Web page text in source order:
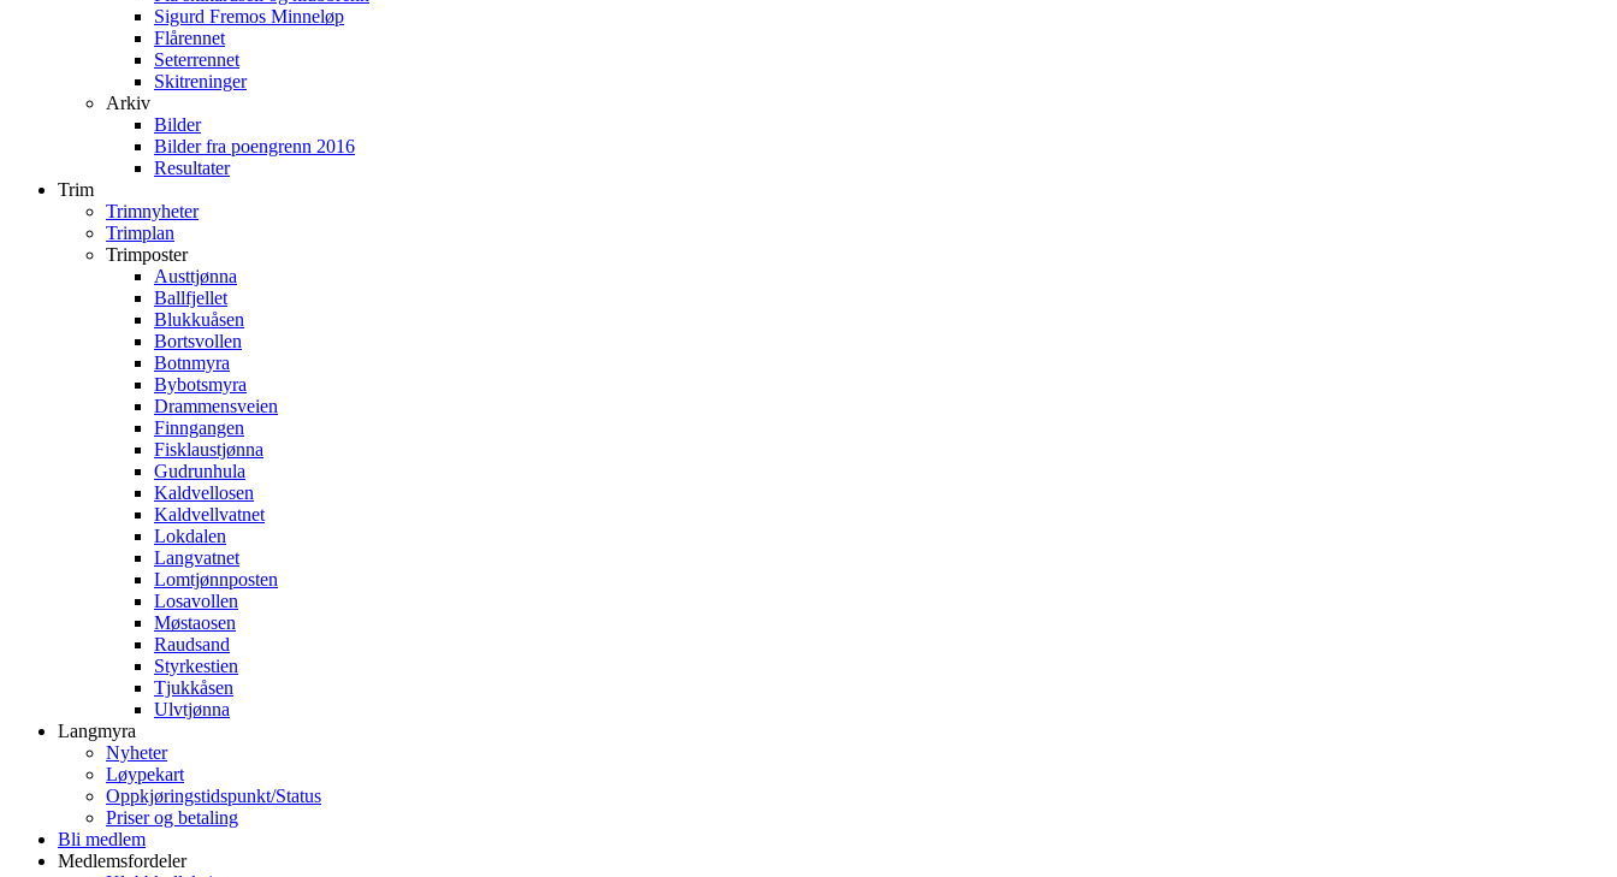
Sigurd Fremos Minneløp
Flårennet
Seterrennet
Skitreninger
Arkiv
Bilder
Bilder fra poengrenn 2016
Resultater
Trim
Trimnyheter
Trimplan
Trimposter
Austtjønna
Ballfjellet
Blukkuåsen
Bortsvollen
Botnmyra
Bybotsmyra
Drammensveien
Finngangen
Fisklaustjønna
Gudrunhula
Kaldvellosen
Kaldvellvatnet
Lokdalen
Langvatnet
Lomtjønnposten
Losavollen
Møstaosen
Raudsand
Styrkestien
Tjukkåsen
Ulvtjønna
Langmyra
Nyheter
Løypekart
Oppkjøringstidspunkt/Status
Priser og betaling
Bli medlem
Medlemsfordeler